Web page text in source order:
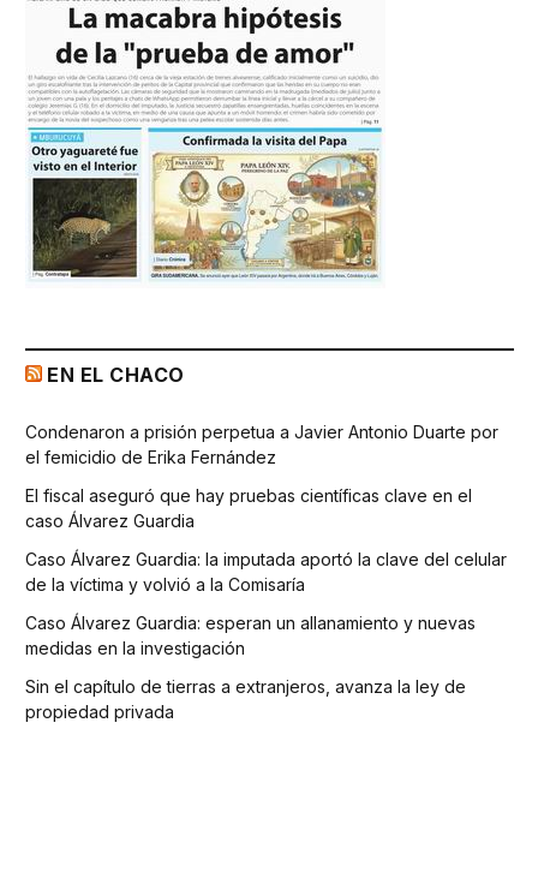
EN EL CHACO
Condenaron a prisión perpetua a Javier Antonio Duarte por
el femicidio de Erika Fernández
El fiscal aseguró que hay pruebas científicas clave en el
caso Álvarez Guardia
Caso Álvarez Guardia: la imputada aportó la clave del celular
de la víctima y volvió a la Comisaría
Caso Álvarez Guardia: esperan un allanamiento y nuevas
medidas en la investigación
Sin el capítulo de tierras a extranjeros, avanza la ley de
propiedad privada